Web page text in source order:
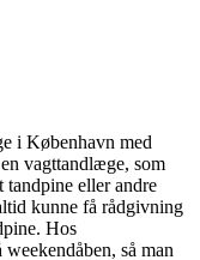
i København med
vagttandlæge, som
tandpine eller andre
kunne få rådgivning
Hos
så man